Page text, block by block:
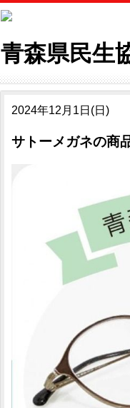
青森県民生
2024年12月1日(日)
サトーメガネの商